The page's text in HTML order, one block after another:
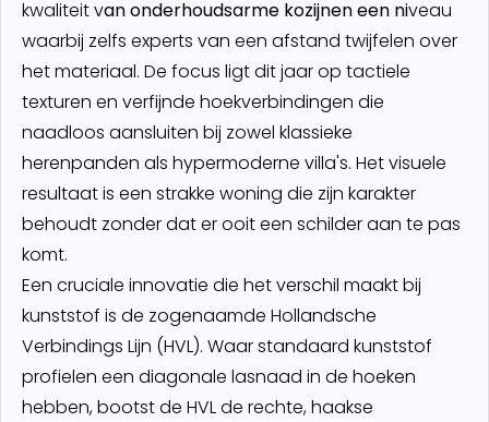
kwaliteit van onderhoudsarme kozijnen een niveau
waarbij zelfs experts van een afstand twijfelen over
het materiaal. De focus ligt dit jaar op tactiele
texturen en verfijnde hoekverbindingen die
naadloos aansluiten bij zowel klassieke
herenpanden als hypermoderne villa's. Het visuele
resultaat is een strakke woning die zijn karakter
behoudt zonder dat er ooit een schilder aan te pas
komt.
Een cruciale innovatie die het verschil maakt bij
kunststof is de zogenaamde Hollandsche
Verbindings Lijn (HVL). Waar standaard kunststof
profielen een diagonale lasnaad in de hoeken
hebben, bootst de HVL de rechte, haakse